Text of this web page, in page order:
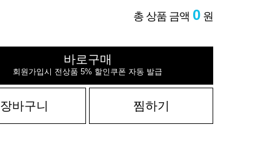
총 상품 금액 0 원
바로구매
회원가입시 전상품 5% 할인쿠폰 자동 발급
장바구니 찜하기